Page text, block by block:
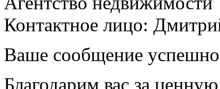
Контактное лицо:
Ваше сообщение успешно
Благодарим вас за